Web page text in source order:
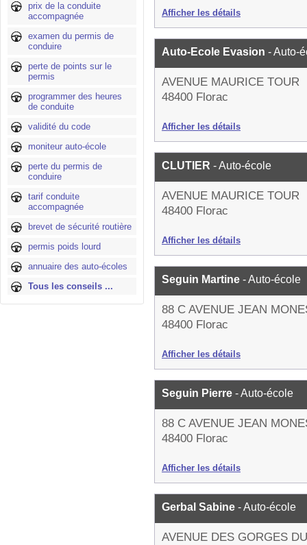
prix de la conduite
accompagnée
examen du permis de
conduire
perte de points sur le
permis
programmer des heures
de conduite
validité du code
moniteur auto-école
perte du permis de
conduire
tarif conduite
accompagnée
brevet de sécurité routière
permis poids lourd
annuaire des auto-écoles
Tous les conseils ...
Afficher les détails
Auto-Ecole Evasion - Auto-
AVENUE MAURICE TOUR
48400 Florac
Afficher les détails
CLUTIER - Auto-école
AVENUE MAURICE TOUR
48400 Florac
Afficher les détails
Seguin Martine - Auto-école
88 C AVENUE JEAN
48400 Florac
Afficher les détails
Seguin Pierre - Auto-école
88 C AVENUE JEAN
48400 Florac
Afficher les détails
Gerbal Sabine - Auto-école
AVENUE DES GORGES